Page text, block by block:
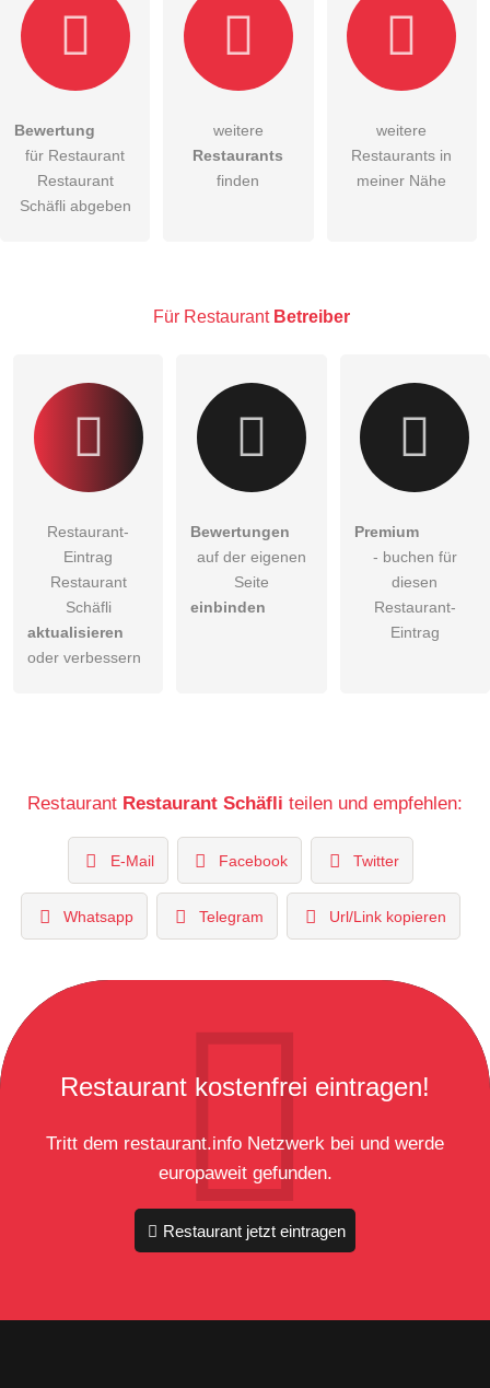
Hiermit akzeptiere ich dieAGB
DieDatenschutzerklärung habe ich zur Kenntnis genommen.
Besucher sichtbar.
Bewertung
für Restaurant
Restaurant
Schäfli abgeben
weitere
Restaurants
finden
weitere
Restaurants in
meiner Nähe
Für Restaurant Betreiber
Restaurant-
Eintrag
Restaurant
Schäfli
aktualisieren
oder verbessern
Bewertungen
auf der eigenen
Seite
einbinden
Premium
- buchen für
diesen
Restaurant-
Eintrag
Restaurant Restaurant Schäfli teilen und empfehlen:
E-Mail Facebook Twitter
Whatsapp Telegram Url/Link kopieren
Restaurant kostenfrei eintragen!
Tritt dem restaurant.info Netzwerk bei und werde
europaweit gefunden.
Restaurant jetzt eintragen